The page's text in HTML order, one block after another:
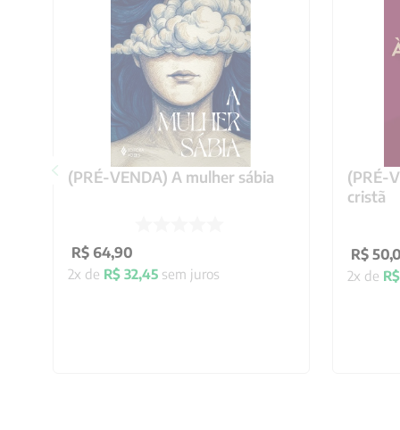
(PRÉ-VENDA) A mulher sábia
R$ 64,90
2x de R$ 32,45sem juros
(PRÉ-
cristã
R$ 50,
2x de R$